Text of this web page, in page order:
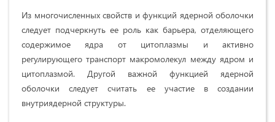
Из многочисленных свойств и функций ядерной оболочки
следует подчеркнуть ее роль как барьера, отделяющего
содержимое ядра от цитоплазмы и активно
регулирующего транспорт макромолекул между ядром и
цитоплазмой. Другой важной функцией ядерной
оболочки следует считать ее участие в создании
внутриядерной структуры.